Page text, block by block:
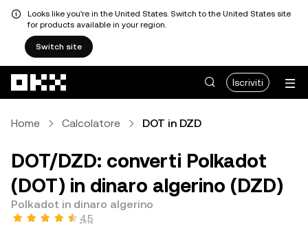
Looks like you're in the United States. Switch to the United States site
for products available in your region.
Switch site
Iscriviti
Home Calcolatore DOT in DZD
DOT/DZD: converti Polkadot
(DOT) in dinaro algerino (DZD)
Polkadot in dinaro algerino
4,5